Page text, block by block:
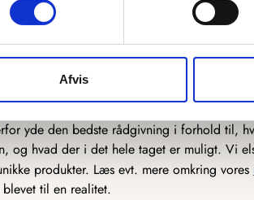
Afvis
at høre, hvad du ønsker, og vores snedkere
speciallavede produkter, så har du
det rette sted. Der er ikke meget, som
plads, står vi også klar til at hjælpe der. Vi
yde den bedste rådgivning i forhold til,
og hvad der i det hele taget er muligt. Vi
produkter. Læs evt. mere omkring vores
til en realitet.